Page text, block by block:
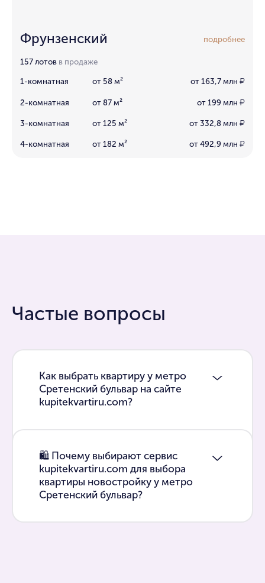
Фрунзенский подробнее
157 лотов в продаже
1-комнатная от 58 м² от 163,7 млн ₽
2-комнатная от 87 м² от 199 млн ₽
3-комнатная от 125 м² от 332,8 млн ₽
4-комнатная от 182 м² от 492,9 млн ₽
Частые вопросы
Как выбрать квартиру у метро
Сретенский бульвар на сайте
kupitekvartiru.com?
🛍 Почему выбирают сервис
kupitekvartiru.com для выбора
квартиры новостройку у метро
Сретенский бульвар?